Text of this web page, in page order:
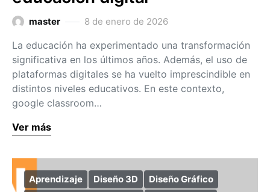
master 8 de enero de 2026
La educación ha experimentado una transformación
significativa en los últimos años. Además, el uso de
plataformas digitales se ha vuelto imprescindible en
distintos niveles educativos. En este contexto,
google classroom…
Ver más
Aprendizaje Diseño 3D
Diseño Gráfico